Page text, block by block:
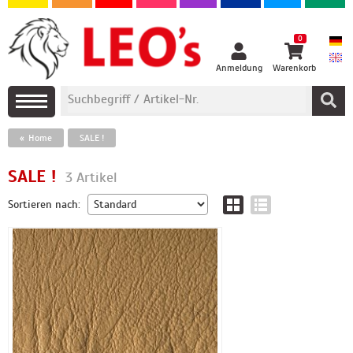
Anmeldung
0
Warenkorb
Home SALE !
SALE ! 3 Artikel
Sortieren nach: